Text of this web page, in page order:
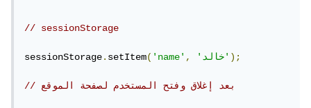
// sessionStorage
sessionStorage.setItem('name', 'خالد');
// بعد إغلاق وفتح المستخدم لصفحة الموقع